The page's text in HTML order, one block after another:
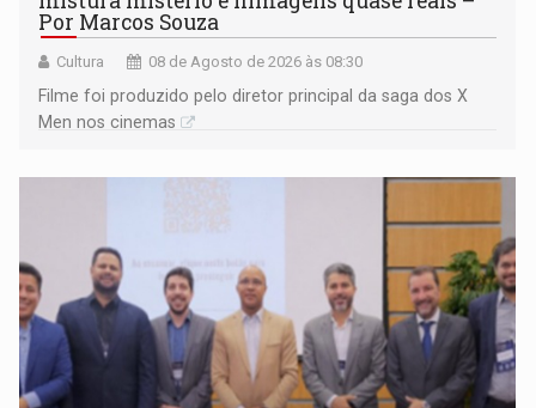
Por Marcos Souza
Cultura 08 de Agosto de 2026 às 08:30
Filme foi produzido pelo diretor principal da saga dos X
Men nos cinemas